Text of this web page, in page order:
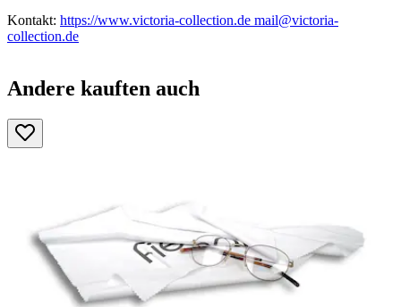
Kontakt: https://www.victoria-collection.de mail@victoria-
collection.de
Andere kauften auch